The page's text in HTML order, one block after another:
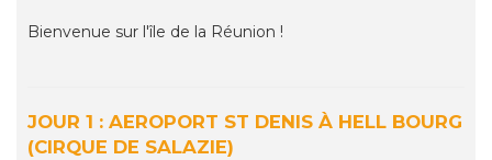
Bienvenue sur l'île de la Réunion !
JOUR 1 : AEROPORT ST DENIS À HELL BOURG
(CIRQUE DE SALAZIE)